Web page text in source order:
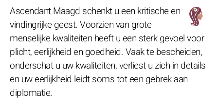
Ascendant Maagd schenkt u een kritische en
vindingrijke geest. Voorzien van grote
menselijke kwaliteiten heeft u een sterk gevoel voor
plicht, eerlijkheid en goedheid. Vaak te bescheiden,
onderschat u uw kwaliteiten, verliest u zich in details
en uw eerlijkheid leidt soms tot een gebrek aan
diplomatie.